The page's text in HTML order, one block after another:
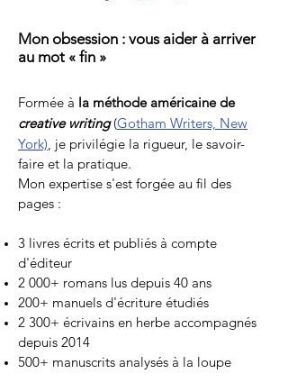
Mon obsession : vous aider à arriver
au mot « fin »
Formée à la méthode américaine de
creative writing(Gotham Writers, New
York), je privilégie la rigueur, le savoir-
faire et la pratique.
Mon expertise s'est forgée au fil des
pages :
3 livres écrits et publiés à compte
d'éditeur
2 000+ romans lus depuis 40 ans
200+ manuels d'écriture étudiés
2 300+ écrivains en herbe accompagnés
depuis 2014
500+ manuscrits analysés à la loupe